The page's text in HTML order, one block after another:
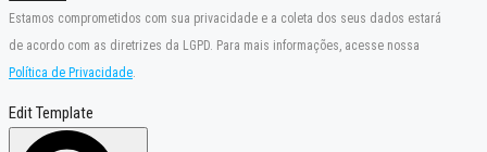
Estamos comprometidos com sua privacidade e a coleta dos seus dados estará
de acordo com as diretrizes da LGPD. Para mais informações, acesse nossa
Política de Privacidade.
Edit Template